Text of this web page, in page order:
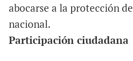
abocarse a la protección
nacional.
Participación ciudadana